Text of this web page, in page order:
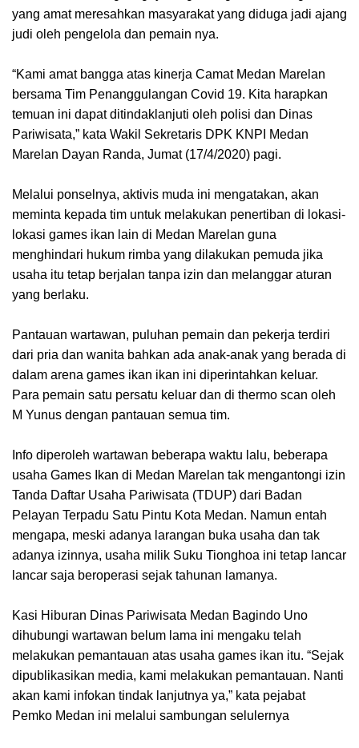
yang amat meresahkan masyarakat yang diduga jadi ajang
judi oleh pengelola dan pemain nya.
“Kami amat bangga atas kinerja Camat Medan Marelan
bersama Tim Penanggulangan Covid 19. Kita harapkan
temuan ini dapat ditindaklanjuti oleh polisi dan Dinas
Pariwisata,” kata Wakil Sekretaris DPK KNPI Medan
Marelan Dayan Randa, Jumat (17/4/2020) pagi.
Melalui ponselnya, aktivis muda ini mengatakan, akan
meminta kepada tim untuk melakukan penertiban di lokasi-
lokasi games ikan lain di Medan Marelan guna
menghindari hukum rimba yang dilakukan pemuda jika
usaha itu tetap berjalan tanpa izin dan melanggar aturan
yang berlaku.
Pantauan wartawan, puluhan pemain dan pekerja terdiri
dari pria dan wanita bahkan ada anak-anak yang berada di
dalam arena games ikan ikan ini diperintahkan keluar.
Para pemain satu persatu keluar dan di thermo scan oleh
M Yunus dengan pantauan semua tim.
Info diperoleh wartawan beberapa waktu lalu, beberapa
usaha Games Ikan di Medan Marelan tak mengantongi izin
Tanda Daftar Usaha Pariwisata (TDUP) dari Badan
Pelayan Terpadu Satu Pintu Kota Medan. Namun entah
mengapa, meski adanya larangan buka usaha dan tak
adanya izinnya, usaha milik Suku Tionghoa ini tetap lancar
lancar saja beroperasi sejak tahunan lamanya.
Kasi Hiburan Dinas Pariwisata Medan Bagindo Uno
dihubungi wartawan belum lama ini mengaku telah
melakukan pemantauan atas usaha games ikan itu. “Sejak
dipublikasikan media, kami melakukan pemantauan. Nanti
akan kami infokan tindak lanjutnya ya,” kata pejabat
Pemko Medan ini melalui sambungan selulernya